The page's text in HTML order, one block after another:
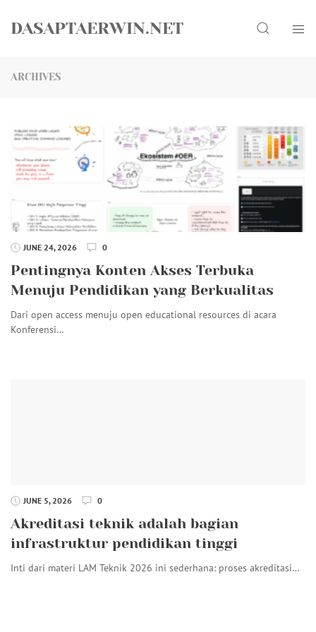
DASAPTAERWIN.NET Search
ARCHIVES
JUNE 24, 2026 0
Pentingnya Konten Akses Terbuka
Menuju Pendidikan yang Berkualitas
Dari open access menuju open educational resources di acara
Konferensi…
JUNE 5, 2026 0
Akreditasi teknik adalah bagian
infrastruktur pendidikan tinggi
Inti dari materi LAM Teknik 2026 ini sederhana: proses akreditasi…